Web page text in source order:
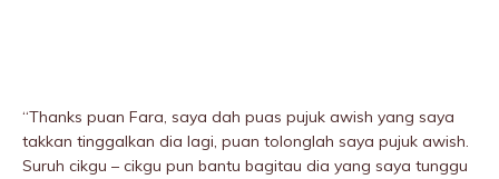
“Thanks puan Fara, saya dah puas pujuk awish yang saya
takkan tinggalkan dia lagi, puan tolonglah saya pujuk awish.
Suruh cikgu – cikgu pun bantu bagitau dia yang saya tunggu